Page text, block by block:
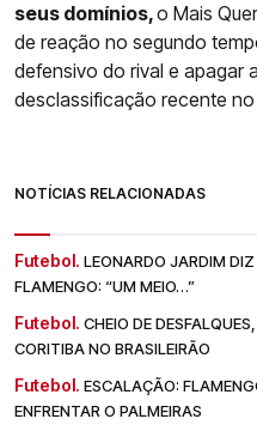
seus domínios,o Mais
de reação no segundo
defensivo do rival e apagar
desclassificação recente
NOTÍCIAS RELACIONADAS
Futebol. LEONARDO JARDIM
FLAMENGO: “UM MEIO…”
Futebol. CHEIO DE
CORITIBA NO BRASILEIRÃO
Futebol. ESCALAÇÃO:
ENFRENTAR O PALMEIRAS